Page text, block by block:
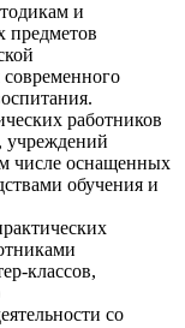
и
предметов
работников
учреждений
числе оснащенных
обучения и
классов,
со